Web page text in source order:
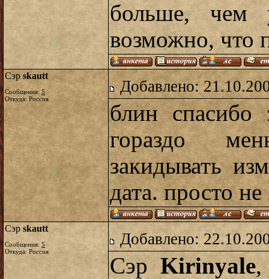
больше, чем
возможно, что
Сэр skautt
Сообщения: 5
Откуда: Россия
Добавлено:
блин спасибо
гораздо
закидывать
дата. просто
Сэр skautt
Сообщения: 5
Откуда: Россия
Добавлено:
СэрKirinyale,